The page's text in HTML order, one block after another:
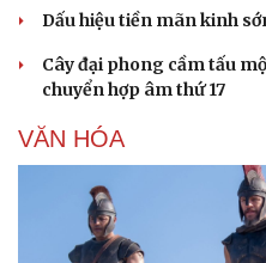
Dấu hiệu tiền mãn kinh
Cây đại phong cầm tấu
chuyển hợp âm thứ 17
VĂN HÓA